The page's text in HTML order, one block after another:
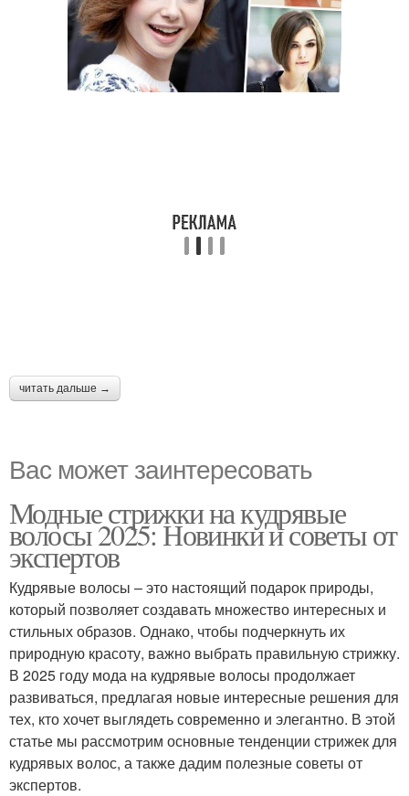
читать дальше →
Вас может заинтересовать
Модные стрижки на кудрявые
волосы 2025: Новинки и советы от
экспертов
Кудрявые волосы – это настоящий подарок природы,
который позволяет создавать множество интересных и
стильных образов. Однако, чтобы подчеркнуть их
природную красоту, важно выбрать правильную стрижку.
В 2025 году мода на кудрявые волосы продолжает
развиваться, предлагая новые интересные решения для
тех, кто хочет выглядеть современно и элегантно. В этой
статье мы рассмотрим основные тенденции стрижек для
кудрявых волос, а также дадим полезные советы от
экспертов.